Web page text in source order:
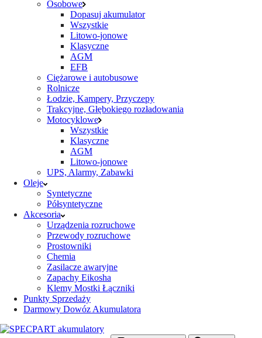
Osobowe
Dopasuj akumulator
Wszystkie
Litowo-jonowe
Klasyczne
AGM
EFB
Ciężarowe i autobusowe
Rolnicze
Łodzie, Kampery, Przyczepy
Trakcyjne, Głębokiego rozładowania
Motocyklowe
Wszystkie
Klasyczne
AGM
Litowo-jonowe
UPS, Alarmy, Zabawki
Oleje
Syntetyczne
Półsyntetyczne
Akcesoria
Urządzenia rozruchowe
Przewody rozruchowe
Prostowniki
Chemia
Zasilacze awaryjne
Zapachy Eikosha
Klemy Mostki Łączniki
Punkty Sprzedaży
Darmowy Dowóz Akumulatora